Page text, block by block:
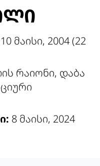
10 მაისი, 2004 (22
რაიონი, დაბა
8 მაისი, 2024